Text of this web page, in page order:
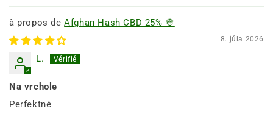
Afghan Hash CBD 25% 👳
8. júla 2026
L.
Na vrchole
Perfektné